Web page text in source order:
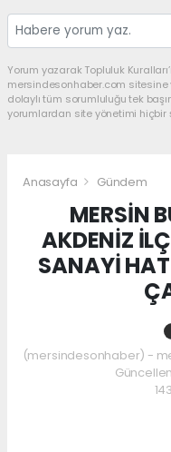
Yorum yazarak Topluluk
mersindesonhaber.com sitesine
dolaylı tüm sorumluluğu tek
yorumlardan site yönetimi hiçbir
Anasayfa Gündem
MERSİN
AKDENİZ
SANAYİ
(mersindesonhaber) -